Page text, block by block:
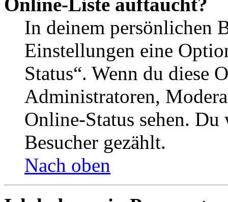
In deinem persönlichen
Einstellungen eine
Status“. Wenn du diese
Administratoren,
Online-Status sehen.
Besucher gezählt.
Nach oben